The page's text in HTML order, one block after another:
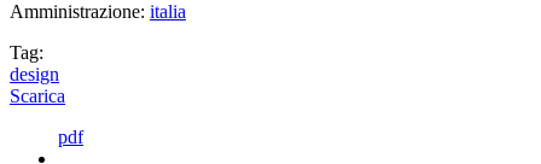
Amministrazione: italia
Tag:
design
Scarica
pdf